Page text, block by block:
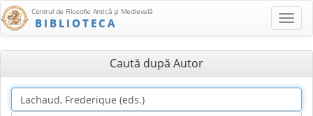
Centrul de Filosofie Antică şi Medievală
BIBLIOTECA
Caută după Autor